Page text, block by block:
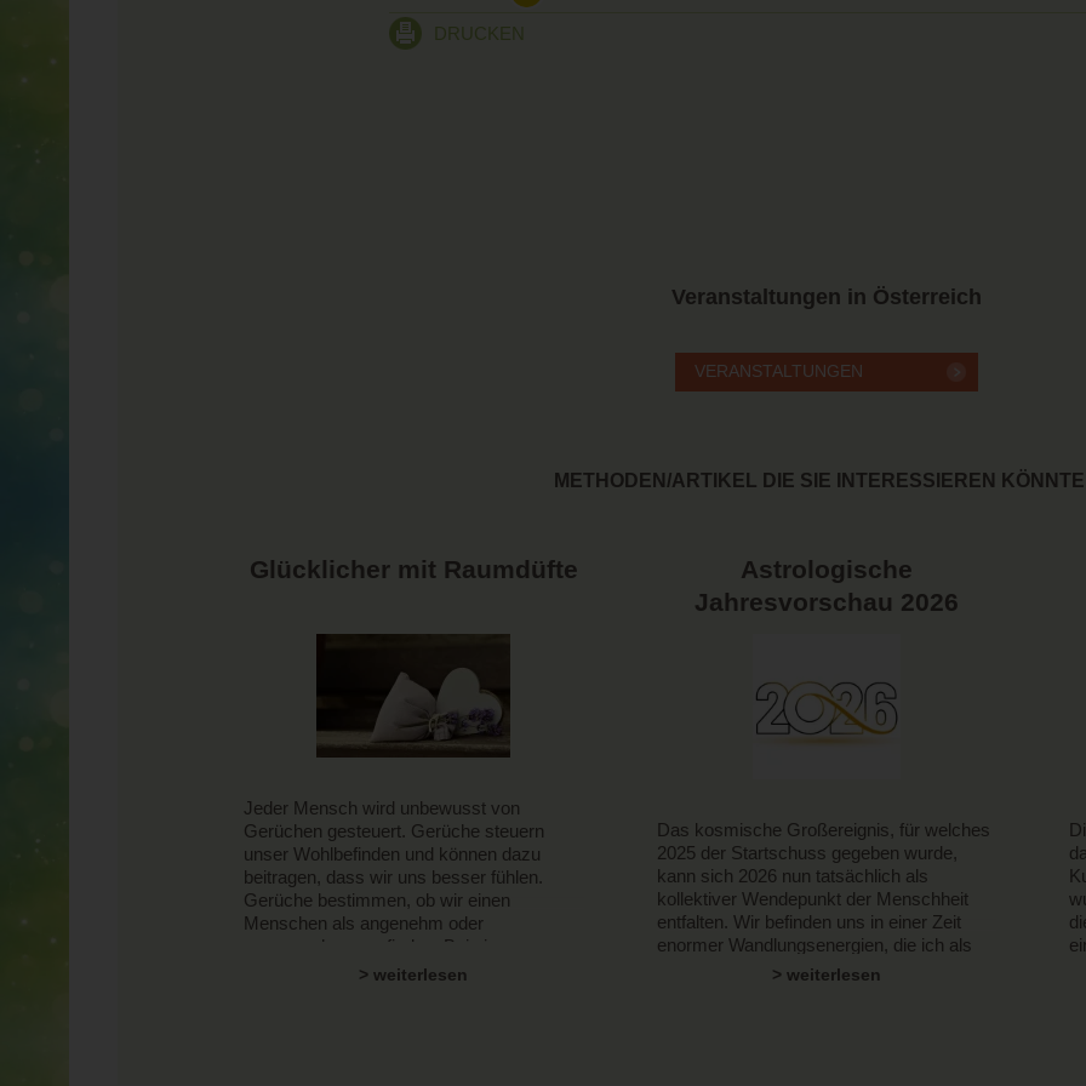
DRUCKEN
Veranstaltungen in Österreich
METHODEN/ARTIKEL DIE SIE INTERESSIEREN
Glücklicher mit Raumdüfte
Jeder Mensch wird unbewusst von
Gerüchen gesteuert. Gerüche steuern
unser Wohlbefinden und können dazu
beitragen, dass wir uns besser fühlen.
Gerüche bestimmen, ob wir einen
Menschen als angenehm oder
unangenehm empfinden. Bei einem uns
angenehmen Geruch steigt unser Appetit,
> weiterlesen
Astrologische
Jahresvorschau 2026
Das kosmische Großereignis, für welches
2025 der Startschuss gegeben wurde,
kann sich 2026 nun tatsächlich als
kollektiver Wendepunkt der Menschheit
entfalten. Wir befinden uns in einer Zeit
enormer Wandlungsenergien, die ich als
"the great shift" betitelt habe.
> weiterlesen